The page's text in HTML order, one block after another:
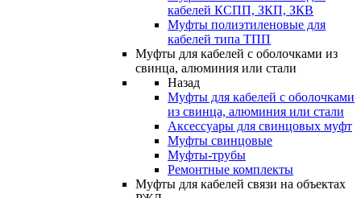
кабелей КСПП, ЗКП, ЗКВ
Муфты полиэтиленовые для
кабелей типа ТПП
Муфты для кабелей с оболочками из
свинца, алюминия или стали
Назад
Муфты для кабелей с оболочками
из свинца, алюминия или стали
Аксессуары для свинцовых муфт
Муфты свинцовые
Муфты-трубы
Ремонтные комплекты
Муфты для кабелей связи на объектах